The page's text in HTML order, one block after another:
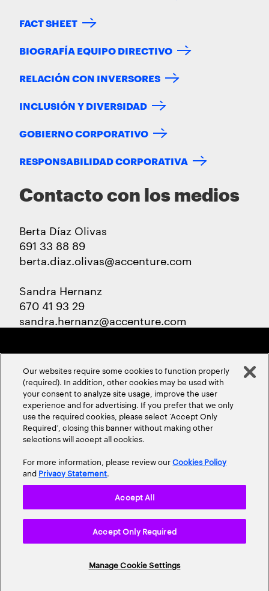
FACT SHEET
BIOGRAFÍA EQUIPO DIRECTIVO
RELACIÓN CON INVERSORES
INCLUSIÓN Y DIVERSIDAD
GOBIERNO CORPORATIVO
RESPONSABILIDAD CORPORATIVA
Contacto con los medios
Berta Díaz Olivas
691 33 88 89
berta.diaz.olivas@accenture.com
Sandra Hernanz
670 41 93 29
sandra.hernanz@accenture.com
ABOUT USCONTACT US CAREERSLOCATIONS
Terms & Conditions
Site Map
Our websites require some cookies to function properly
(required). In addition, other cookies may be used with
your consent to analyze site usage, improve the user
experience and for advertising. If you prefer that we only
use the required cookies, please select ‘Accept Only
Required’, closing this banner without making other
selections will accept all cookies.
For more information, please review ourCookies Policy
and Privacy Statement.
Manage Cookie Settings
Accept Only Required
Accept All